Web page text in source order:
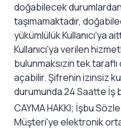
doğabilecek
taşımamaktadır,
yükümlülük Kullanıcı'ya
Kullanıcı'ya verilen
bulunmaksızın tek
açabilir. Şifrenin izinsiz
durumunda 24 Saatte İş
CAYMA HAKKI; İşbu
Müşteri'ye elektronik